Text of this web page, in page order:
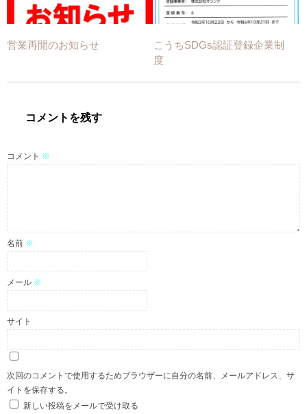
営業再開のお知らせ
こうちSDGs認証登録企業制
度
コメントを残す
コメント ※
名前 ※
メール ※
サイト
次回のコメントで使用するためブラウザーに自分の名前、メールアドレス、サ
イトを保存する。
新しい投稿をメールで受け取る